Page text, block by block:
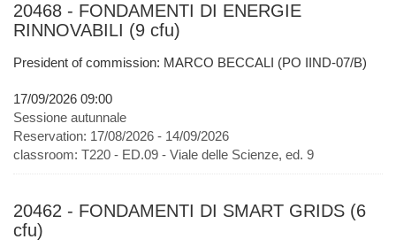
20468 - FONDAMENTI DI ENERGIE
RINNOVABILI (9 cfu)
President of commission: MARCO BECCALI (PO IIND-07/B)
17/09/2026 09:00
Sessione autunnale
Reservation: 17/08/2026 - 14/09/2026
classroom: T220 - ED.09 - Viale delle Scienze, ed. 9
20462 - FONDAMENTI DI SMART GRIDS (6
cfu)